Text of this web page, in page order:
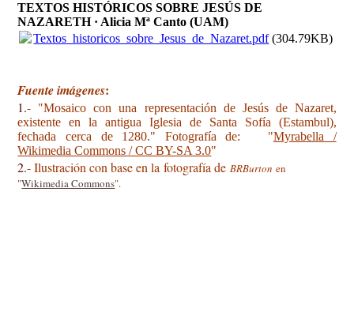
TEXTOS HISTÓRICOS SOBRE JESÚS DE
NAZARETH · Alicia Mª Canto (UAM)
Textos_historicos_sobre_Jesus_de_Nazaret.pdf(304.79KB)
Fuente imágenes:
1.- "Mosaico con una representación de Jesús de Nazaret,
existente en la antigua Iglesia de Santa Sofía (Estambul),
fechada cerca de 1280." Fotografía de: "Myrabella /
Wikimedia Commons / CC BY-SA 3.0"
2.- Ilustración con base en la fotografía de BRBurtonen
"Wikimedia Commons".